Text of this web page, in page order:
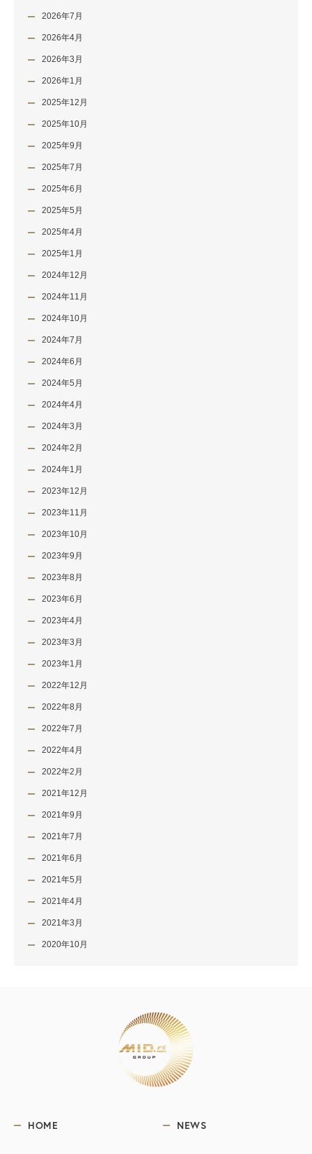
2026年7月
2026年4月
2026年3月
2026年1月
2025年12月
2025年10月
2025年9月
2025年7月
2025年6月
2025年5月
2025年4月
2025年1月
2024年12月
2024年11月
2024年10月
2024年7月
2024年6月
2024年5月
2024年4月
2024年3月
2024年2月
2024年1月
2023年12月
2023年11月
2023年10月
2023年9月
2023年8月
2023年6月
2023年4月
2023年3月
2023年1月
2022年12月
2022年8月
2022年7月
2022年4月
2022年2月
2021年12月
2021年9月
2021年7月
2021年6月
2021年5月
2021年4月
2021年3月
2020年10月
HOME NEWS